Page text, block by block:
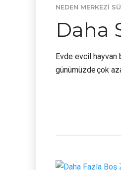
NEDEN MERKEZI
Daha
Evde evcil hayvan
günümüzde çok